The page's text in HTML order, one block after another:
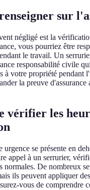
sur
négligé est la
vous pourriez être
le travail. Un
responsabilité civile
à votre propriété pendant
la preuve d'assurance
vérifier les
se présente en
appel à un serrurier,
normales. De nombreux
ils peuvent appliquer
vous de comprendre